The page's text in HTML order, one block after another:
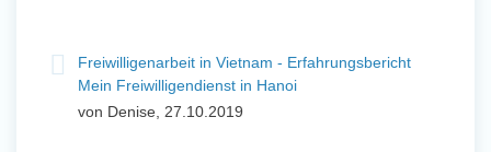
Freiwilligenarbeit in Vietnam - Erfahrungsbericht
Mein Freiwilligendienst in Hanoi
von Denise, 27.10.2019